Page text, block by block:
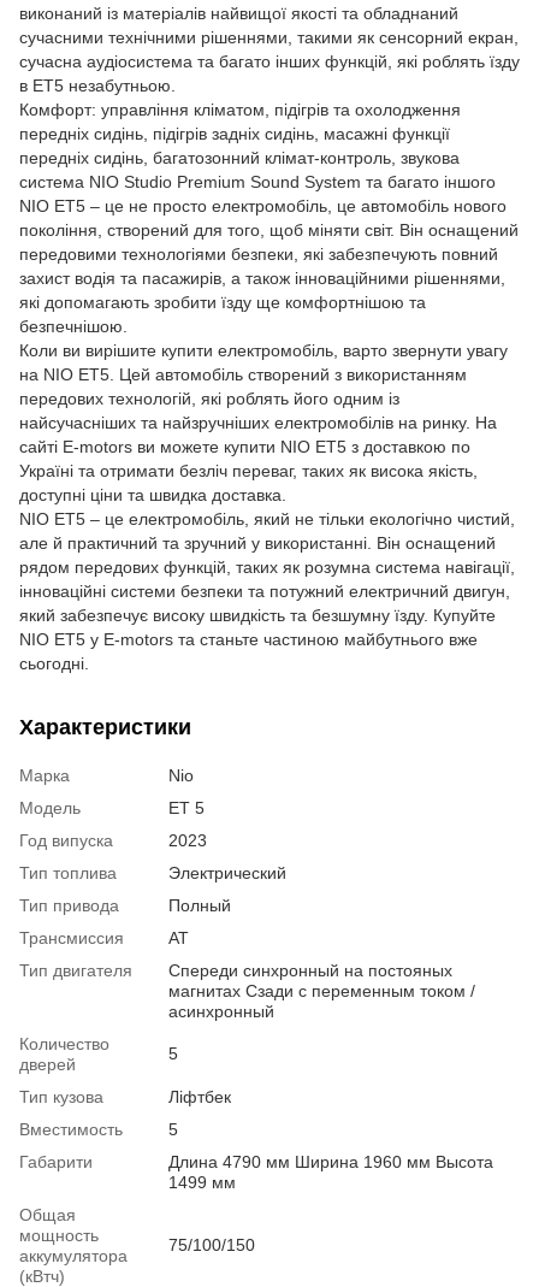
виконаний із матеріалів найвищої якості та обладнаний
сучасними технічними рішеннями, такими як сенсорний екран,
сучасна аудіосистема та багато інших функцій, які роблять їзду
в ET5 незабутньою.
Комфорт: управління кліматом, підігрів та охолодження
передніх сидінь, підігрів задніх сидінь, масажні функції
передніх сидінь, багатозонний клімат-контроль, звукова
система NIO Studio Premium Sound System та багато іншого
NIO ET5 – це не просто електромобіль, це автомобіль нового
покоління, створений для того, щоб міняти світ. Він оснащений
передовими технологіями безпеки, які забезпечують повний
захист водія та пасажирів, а також інноваційними рішеннями,
які допомагають зробити їзду ще комфортнішою та
безпечнішою.
Коли ви вирішите купити електромобіль, варто звернути увагу
на NIO ET5. Цей автомобіль створений з використанням
передових технологій, які роблять його одним із
найсучасніших та найзручніших електромобілів на ринку. На
сайті Е-motors ви можете купити NIO ET5 з доставкою по
Україні та отримати безліч переваг, таких як висока якість,
доступні ціни та швидка доставка.
NIO ET5 – це електромобіль, який не тільки екологічно чистий,
але й практичний та зручний у використанні. Він оснащений
рядом передових функцій, таких як розумна система навігації,
інноваційні системи безпеки та потужний електричний двигун,
який забезпечує високу швидкість та безшумну їзду. Купуйте
NIO ET5 у Е-motors та станьте частиною майбутнього вже
сьогодні.
Характеристики
Марка
Nio
Модель
ET 5
Год випуска
2023
Тип топлива
Электрический
Тип привода
Полный
Трансмиссия
AT
Тип двигателя
Спереди синхронный на постояных
магнитах Сзади с переменным током /
асинхронный
Количество
дверей
5
Тип кузова
Ліфтбек
Вместимость
5
Габарити
Длина 4790 мм Ширина 1960 мм Высота
1499 мм
Общая
мощность
аккумулятора
(кВтч)
75/100/150